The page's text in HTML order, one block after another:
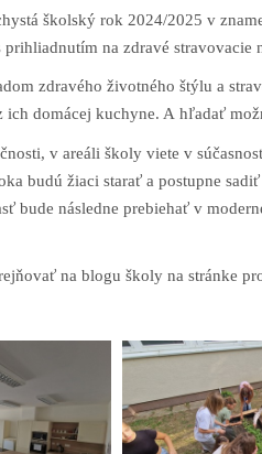
školský rok 2024/2025 v
na zdravé stravovacie
zdravého životného štýlu a
domácej kuchyne. A hľadať
v areáli školy viete v
budú žiaci starať a postupne
bude následne prebiehať v
na blogu školy na stránke